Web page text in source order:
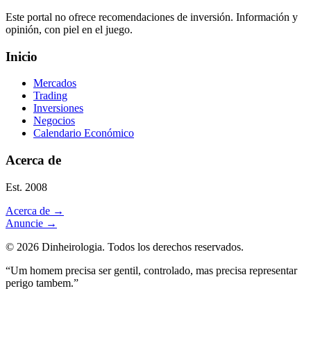
Este portal no ofrece recomendaciones de inversión. Información y
opinión, con piel en el juego.
Inicio
Mercados
Trading
Inversiones
Negocios
Calendario Económico
Acerca de
Est. 2008
Acerca de →
Anuncie →
© 2026 Dinheirologia. Todos los derechos reservados.
“Um homem precisa ser gentil, controlado, mas precisa representar
perigo tambem.”